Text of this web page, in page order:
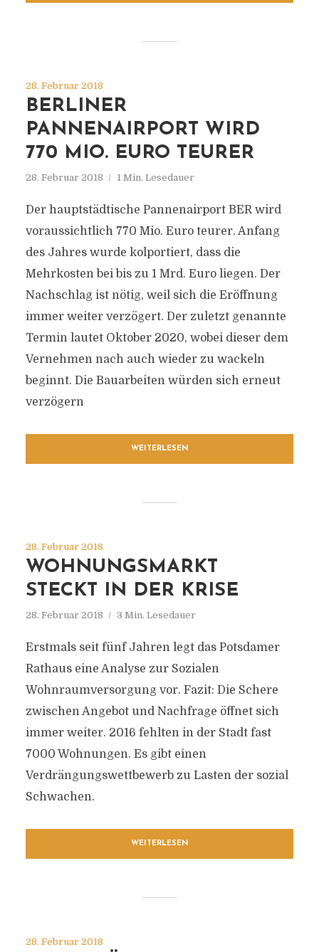
28. Februar 2018
BERLINER
PANNENAIRPORT WIRD
770 MIO. EURO TEURER
28. Februar 2018 1 Min. Lesedauer
Der hauptstädtische Pannenairport BER wird
voraussichtlich 770 Mio. Euro teurer. Anfang
des Jahres wurde kolportiert, dass die
Mehrkosten bei bis zu 1 Mrd. Euro liegen. Der
Nachschlag ist nötig, weil sich die Eröffnung
immer weiter verzögert. Der zuletzt genannte
Termin lautet Oktober 2020, wobei dieser dem
Vernehmen nach auch wieder zu wackeln
beginnt. Die Bauarbeiten würden sich erneut
verzögern
WEITERLESEN
28. Februar 2018
WOHNUNGSMARKT
STECKT IN DER KRISE
28. Februar 2018 3 Min. Lesedauer
Erstmals seit fünf Jahren legt das Potsdamer
Rathaus eine Analyse zur Sozialen
Wohnraumversorgung vor. Fazit: Die Schere
zwischen Angebot und Nachfrage öffnet sich
immer weiter. 2016 fehlten in der Stadt fast
7000 Wohnungen. Es gibt einen
Verdrängungswettbewerb zu Lasten der sozial
Schwachen.
WEITERLESEN
28. Februar 2018